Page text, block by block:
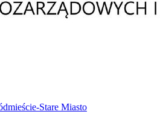
Stare Miasto